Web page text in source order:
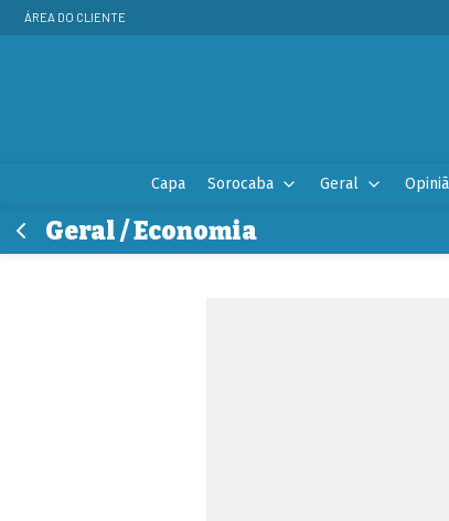
ÁREA DO CLIENTE
Capa Sorocaba Geral
Geral / Economia